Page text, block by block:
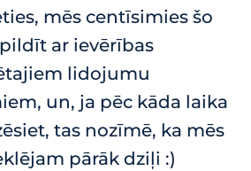
mēs centīsimies šo
ar ievērības
lidojumu
un, ja pēc kāda laika
tas nozīmē, ka mēs
pārāk dziļi :)